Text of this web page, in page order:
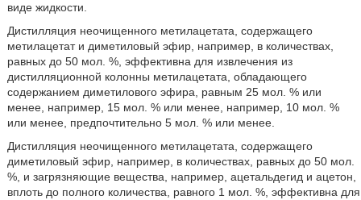
виде жидкости.
Дистилляция неочищенного метилацетата, содержащего
метилацетат и диметиловый эфир, например, в количествах,
равных до 50 мол. %, эффективна для извлечения из
дистилляционной колонны метилацетата, обладающего
содержанием диметилового эфира, равным 25 мол. % или
менее, например, 15 мол. % или менее, например, 10 мол. %
или менее, предпочтительно 5 мол. % или менее.
Дистилляция неочищенного метилацетата, содержащего
диметиловый эфир, например, в количествах, равных до 50 мол.
%, и загрязняющие вещества, например, ацетальдегид и ацетон,
вплоть до полного количества, равного 1 мол. %, эффективна для